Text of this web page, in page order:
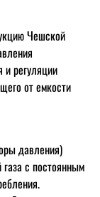
Чешской
и регуляции
от емкости
давления)
с постоянным